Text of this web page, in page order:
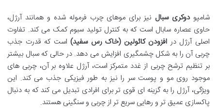
شامپودوکری سبال نیز برای موهای چرب فرموله شده و همانند آرژل،
حاوی عصاره سابال است که به کنترل تولید سبوم کمک می کند. تفاوت
اصلی آرژل در افزودن کائولین (خاک رس سفید)است که قدرت جذب
چربی آن را به شکل چشمگیری افزایش می دهد. در حالی که سبال بیشتر
بر تنظیم ترشح چربی از غدد متمرکز است، آرژل علاوه بر آن، چربی های
موجود روی مو و پوست سر را نیز به طور فیزیکی جذب می کند. این
ویژگی، آرژل را به گزینه ای قوی تر برای افرادی تبدیل می کند که به دنبال
پاکسازی عمیق تر و رهایی سریع تر از چربی و سنگینی هستند.